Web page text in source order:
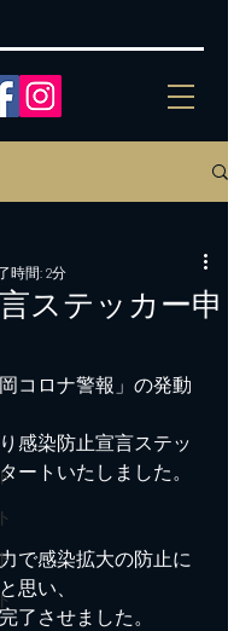
ステッカー申
時間: 2分
コロナ警報」の発動
感染防止宣言ステッ
ートいたしました。
で感染拡大の防止に
思い、
了させました。